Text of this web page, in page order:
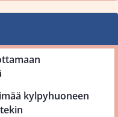
kylpyhuoneen